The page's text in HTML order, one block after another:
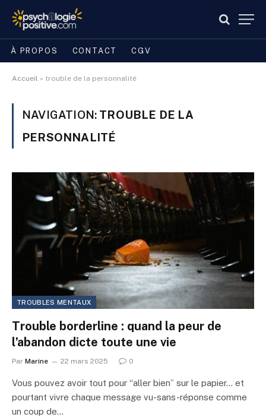
À PROPOS CONTACT CGV
Accueil » trouble de la personnalité
NAVIGATION: TROUBLE DE LA
PERSONNALITÉ
TROUBLES MENTAUX
Trouble borderline : quand la peur de
l’abandon dicte toute une vie
Par Marine 22 mars 2025 0
Vous pouvez avoir tout pour “aller bien” sur le papier… et
pourtant vivre chaque message vu-sans-réponse comme
un coup de…